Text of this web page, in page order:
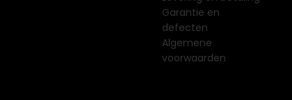
Garantie en
defecten
Algemene
voorwaarden